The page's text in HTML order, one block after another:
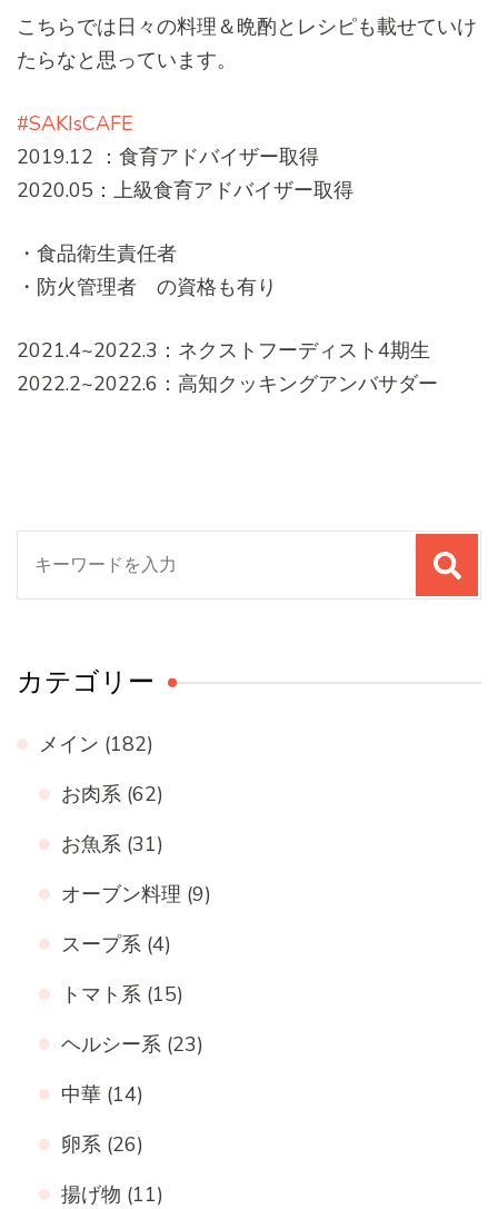
こちらでは日々の料理＆晩酌とレシピも載せていけ
たらなと思っています。
#SAKIsCAFE
2019.12 ：食育アドバイザー取得
2020.05：上級食育アドバイザー取得
・食品衛生責任者
・防火管理者 の資格も有り
2021.4~2022.3：ネクストフーディスト4期生
2022.2~2022.6：高知クッキングアンバサダー
カテゴリー
メイン (182)
お肉系 (62)
お魚系 (31)
オーブン料理 (9)
スープ系 (4)
トマト系 (15)
ヘルシー系 (23)
中華 (14)
卵系 (26)
揚げ物 (11)